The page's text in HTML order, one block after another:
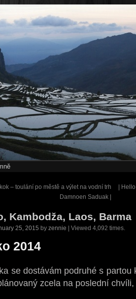
– toulání po městě a výlet na vodní trh
Damnoen Saduak |
|
Kambodža, Laos, Barma
25, 2015 by zennie | Viewed 4,092 times.
2014
se dostávám podruhé s
zcela na poslední